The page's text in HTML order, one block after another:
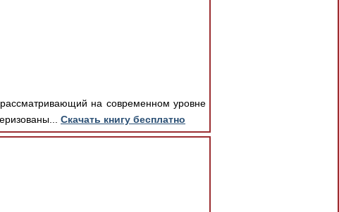
на современном уровне
Скачать книгу бесплатно